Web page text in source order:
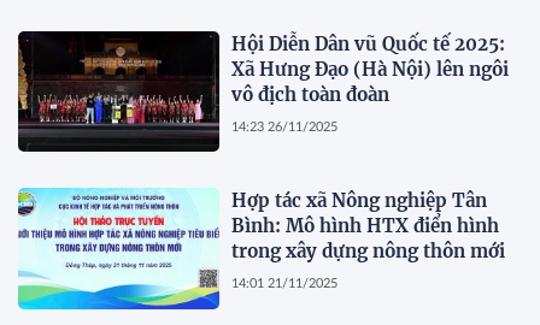
Hội Diễn Dân vũ Quốc tế 2025:
Xã Hưng Đạo (Hà Nội) lên ngôi
vô địch toàn đoàn
14:23 26/11/2025
Hợp tác xã Nông nghiệp Tân
Bình: Mô hình HTX điển hình
trong xây dựng nông thôn mới
14:01 21/11/2025